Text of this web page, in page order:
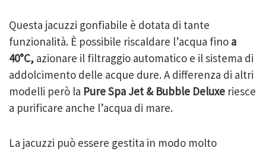
Questa jacuzzi gonfiabile è dotata di tante
funzionalità. È possibile riscaldare l’acqua fino a
40°C, azionare il filtraggio automatico e il sistema di
addolcimento delle acque dure. A differenza di altri
modelli però la Pure Spa Jet & Bubble Deluxe riesce
a purificare anche l’acqua di mare.
La jacuzzi può essere gestita in modo molto